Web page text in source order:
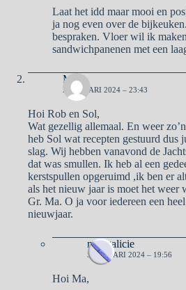
Laat het idd maar mooi en
ja nog even over de
bespraken. Vloer wil ik
sandwichpanenen met een
Ma
2 JANUARI 2024 – 23:43
Hoi Rob en Sol,
Wat gezellig allemaal. En weer
heb Sol wat recepten gestuurd dus
slag. Wij hebben vanavond de
dat was smullen. Ik heb al een
kerstspullen opgeruimd ,ik ben er
als het nieuw jaar is moet het weer
Gr. Ma. O ja voor iedereen een
nieuwjaar.
naargalicie
5 JANUARI 2024 – 19:56
Hoi Ma,